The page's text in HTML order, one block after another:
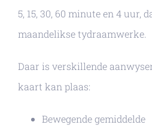
5, 15, 30, 60 minute en 4 uur,
maandelikse tydraamwerke.
Daar is verskillende
kaart kan plaas:
Bewegende gemiddelde